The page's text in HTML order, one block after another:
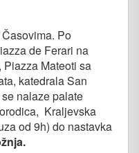
Po
de Ferari na
Piazza Mateoti sa
katedrala San
nalaze palate
Kraljevska
od 9h) do nastavka